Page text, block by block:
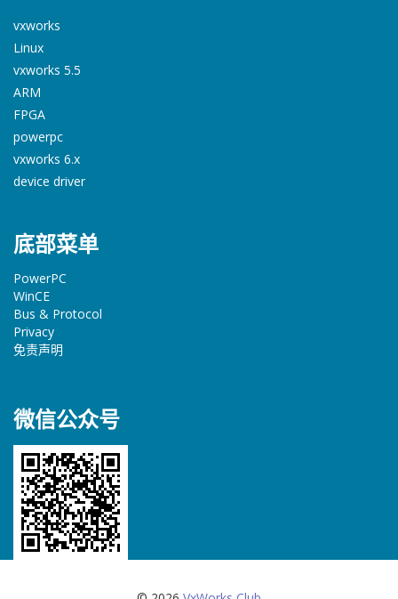
vxworks
Linux
vxworks 5.5
ARM
FPGA
powerpc
vxworks 6.x
device driver
底部菜单
PowerPC
WinCE
Bus & Protocol
Privacy
免责声明
微信公众号